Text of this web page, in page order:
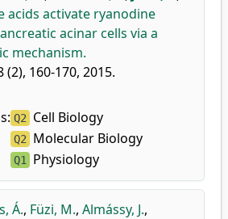
acids activate ryanodine
acinar cells via a
mechanism.
(2), 160-170, 2015.
Q2 Cell Biology
Q2 Molecular Biology
Q1 Physiology
Á., Füzi, M., Almássy, J.,